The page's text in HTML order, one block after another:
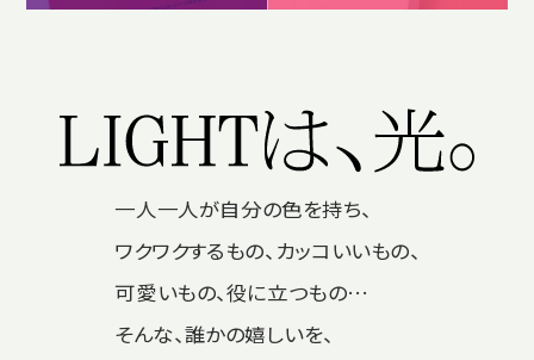
一人一人が自分の色を持ち、
ワクワクするもの、カッコいいもの、
可愛いもの、役に立つもの…
そんな、誰かの嬉しいを、